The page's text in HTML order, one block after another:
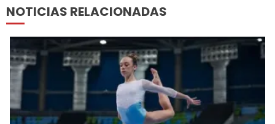
NOTICIAS RELACIONADAS